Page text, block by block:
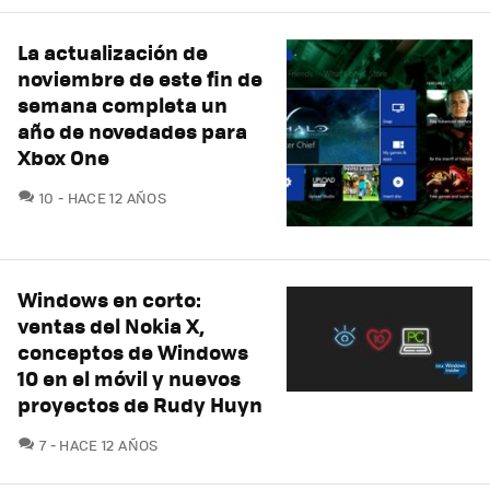
La actualización de
noviembre de este fin de
semana completa un
año de novedades para
Xbox One
10 COMENTARIOS
HACE 12 AÑOS
Windows en corto:
ventas del Nokia X,
conceptos de Windows
10 en el móvil y nuevos
proyectos de Rudy Huyn
7COMENTARIOS
HACE 12 AÑOS